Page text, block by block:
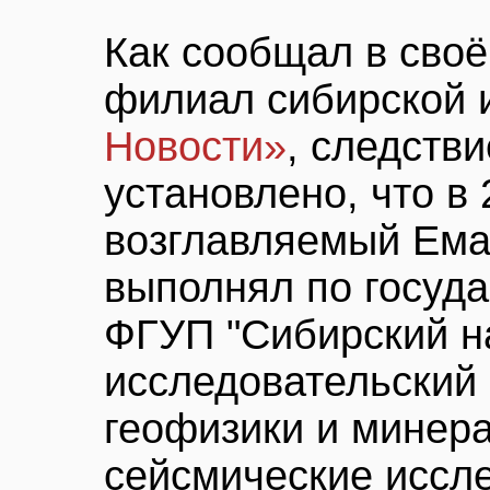
Как сообщал в
филиал сибирской
Новости»,
установлено, что в
возглавляемый
выполнял по
ФГУП "Сибирский
исследовательский
геофизики и
сейсмические